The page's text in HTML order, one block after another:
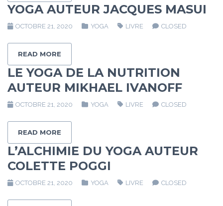
YOGA AUTEUR JACQUES MASUI
OCTOBRE 21, 2020 YOGA LIVRE CLOSED
READ MORE
LE YOGA DE LA NUTRITION
AUTEUR MIKHAEL IVANOFF
OCTOBRE 21, 2020 YOGA LIVRE CLOSED
READ MORE
L’ALCHIMIE DU YOGA AUTEUR
COLETTE POGGI
OCTOBRE 21, 2020 YOGA LIVRE CLOSED